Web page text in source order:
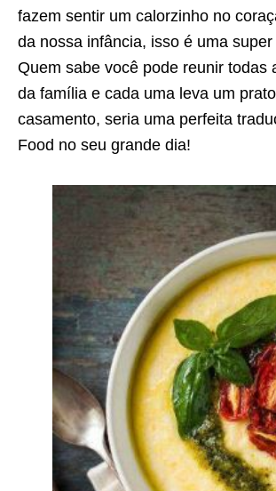
fazem sentir um calorzinho no
da nossa infância, isso é uma
Quem sabe você pode reunir todas
da família e cada uma leva um
casamento, seria uma perfeita
Food no seu grande dia!